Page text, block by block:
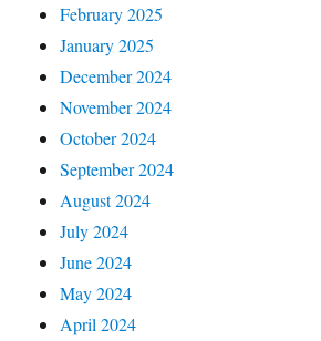
February 2025
January 2025
December 2024
November 2024
October 2024
September 2024
August 2024
July 2024
June 2024
May 2024
April 2024